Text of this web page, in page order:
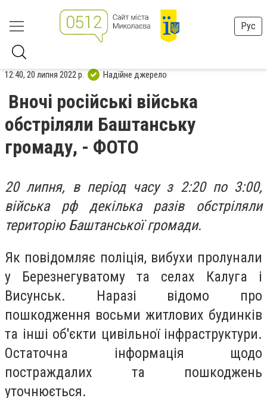
Рус
12:40, 20 липня 2022 р. Надійне джерело
Вночі російські війська
обстріляли Баштанську
громаду, - ФОТО
20 липня, в період часу з 2:20 по 3:00,
війська рф декілька разів обстріляли
територію Баштанської громади.
Як повідомляє поліція, вибухи пролунали
у Березнегуватому та селах Калуга і
Висунськ. Наразі відомо про
пошкодження восьми житлових будинків
та інші об'єкти цивільної інфраструктури.
Остаточна інформація щодо
постраждалих та пошкоджень
уточнюється.